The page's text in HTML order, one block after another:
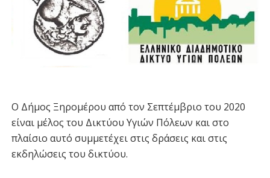
Ο Δήμος Ξηρομέρου από τον Σεπτέμβριο του 2020
είναι μέλος του Δικτύου Υγιών Πόλεων και στο
πλαίσιο αυτό συμμετέχει στις δράσεις και στις
εκδηλώσεις του δικτύου.